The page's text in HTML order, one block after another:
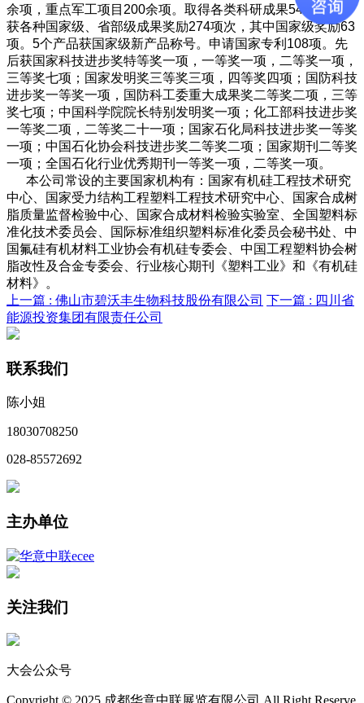
余项，重点军工项目200余项。取得各类科研成果540余项。
获各种国家级、省部级成果奖励274项次，其中国家级奖励63
项。5个产品获国家级新产品称号。申请国家专利108项。先
后获国家科技进步奖特等奖一项，一等奖一项，二等奖一项，
三等奖七项；国家发明奖三等奖三项，四等奖四项；国防科技
进步奖一等奖一项，国防科工委重大成果奖二等奖二项，三等
奖七项；中国科学院院长特别发明奖一项；化工部科技进步奖
一等奖二项，二等奖二十一项；国家石化局科技进步奖一等奖
一项；中国石化协会科技进步奖二等奖二项；国家期刊二等奖
一项；全国石化行业优秀期刊一等奖一项，二等奖一项。
本公司常设的主要国家机构有：国家有机硅工程技术研究
中心、国家受力结构工程塑料工程技术研究中心、国家合成树
脂质量监督检验中心、国家合成材料检验实验室、全国塑料标
准化技术委员会、国际标准组织塑料标准化委员会秘书处、中
国氟硅有机材料工业协会有机硅专委会、中国工程塑料协会树
脂改性及合金专委会、行业核心期刊《塑料工业》和《有机硅
材料》。
上一篇 : 佛山市碧沃丰生物科技股份有限公司 下一篇 : 四川省
能源投资集团有限责任公司
联系我们
陈小姐
18030708250
028-85572692
主办单位
关注我们
大会公众号